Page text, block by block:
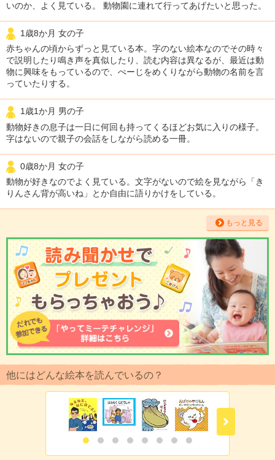
いのか、よく見ている。 動物園に連れて行ってあげたいと思った。
1歳8か月 女の子
赤ちゃんの頃からずっと見ている本。字のない絵本なのでその時々
で説明したり鳴き声を真似したり、読む内容は異なるが、最近は動
物に興味をもっているので、ぺーじをめくりながら動物の名前を言
っていたりする。
1歳1か月 男の子
動物好きの息子は一日に何回も持ってくるほどお気に入りの様子。
字はないので親子の会話をしながら読める一冊。
0歳8か月 女の子
動物が好きなのでよく見ている。文字がないので絵を見ながら「き
りんさん背が高いね」とか自由に語りかけをしている。
もっと見る
他にはどんな絵本を読んでいるの？